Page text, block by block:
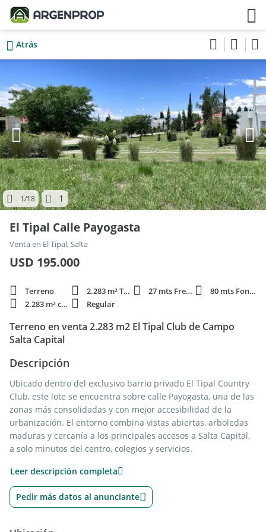
Atrás
1/18 1
El Tipal Calle Payogasta
Venta en El Tipal, Salta
USD 195.000
Terreno 2.283 m² Total 27 mts Frente
80 mts Fondo
2.283 m² constr.
Regular
Terreno en venta 2.283 m2 El Tipal Club de Campo
Salta Capital
Descripción
Ubicado dentro del exclusivo barrio privado El Tipal Country
Club, este lote se encuentra sobre calle Payogasta, una de las
zonas más consolidadas y con mejor accesibilidad de la
urbanización. El entorno combina vistas abiertas, arboledas
maduras y cercanía a los principales accesos a Salta Capital,
a solo minutos del centro, colegios y servicios.
Con una superficie total de 2.282 m², el terreno ofrece una
oportunidad única para desarrollar una vivienda de categoría
en un entorno natural y seguro. Su tamaño y proporciones
garantizando privacidad, buena orientación y óptima
Leer descripción completa
Pedir más datos al anunciante